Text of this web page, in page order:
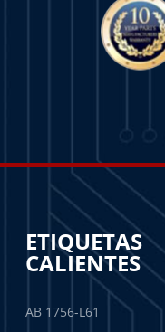
ETIQUETAS
CALIENTES
AB 1756-L61